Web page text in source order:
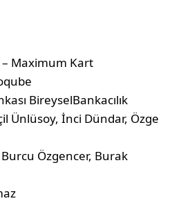
– Maximum Kart
BireyselBankacılık
Ünlüsoy, İnci Dündar, Özge
Özgencer, Burak